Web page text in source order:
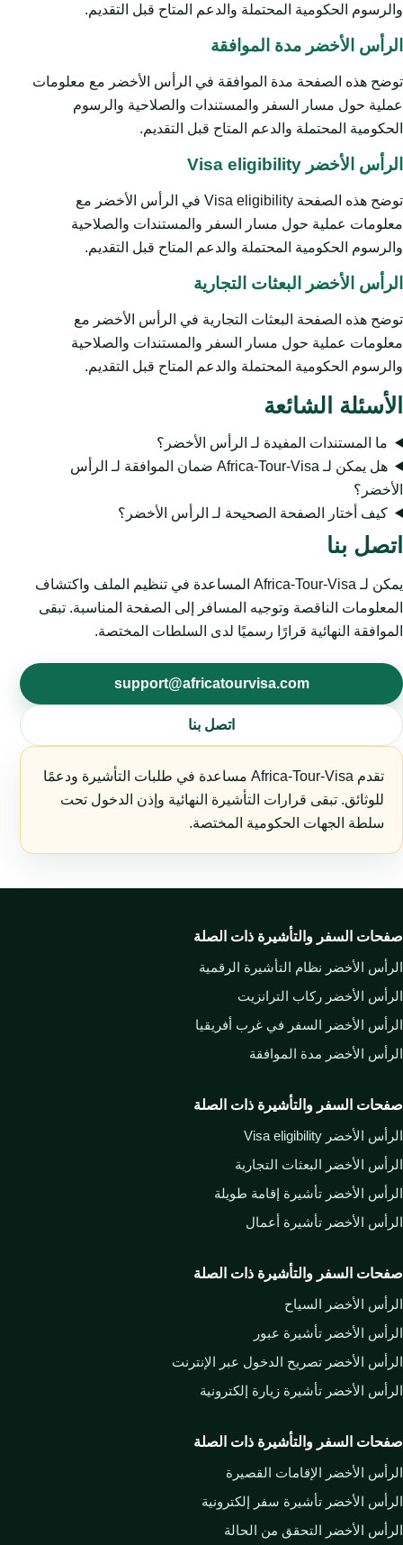
والرسوم الحكومية المحتملة والدعم المتاح قبل التقديم.
الرأس الأخضر مدة الموافقة
توضح هذه الصفحة مدة الموافقة في الرأس الأخضر مع معلومات
عملية حول مسار السفر والمستندات والصلاحية والرسوم
الحكومية المحتملة والدعم المتاح قبل التقديم.
الرأس الأخضر Visa eligibility
توضح هذه الصفحة Visa eligibility في الرأس الأخضر مع
معلومات عملية حول مسار السفر والمستندات والصلاحية
والرسوم الحكومية المحتملة والدعم المتاح قبل التقديم.
الرأس الأخضر البعثات التجارية
توضح هذه الصفحة البعثات التجارية في الرأس الأخضر مع
معلومات عملية حول مسار السفر والمستندات والصلاحية
والرسوم الحكومية المحتملة والدعم المتاح قبل التقديم.
الأسئلة الشائعة
ما المستندات المفيدة لـ الرأس الأخضر؟
هل يمكن لـ Africa-Tour-Visa ضمان الموافقة لـ الرأس
الأخضر؟
كيف أختار الصفحة الصحيحة لـ الرأس الأخضر؟
اتصل بنا
يمكن لـ Africa-Tour-Visa المساعدة في تنظيم الملف واكتشاف
المعلومات الناقصة وتوجيه المسافر إلى الصفحة المناسبة. تبقى
الموافقة النهائية قرارًا رسميًا لدى السلطات المختصة.
support@africatourvisa.com
اتصل بنا
تقدم Africa-Tour-Visa مساعدة في طلبات التأشيرة ودعمًا
للوثائق. تبقى قرارات التأشيرة النهائية وإذن الدخول تحت
سلطة الجهات الحكومية المختصة.
صفحات السفر والتأشيرة ذات الصلة
الرأس الأخضر نظام التأشيرة الرقمية
الرأس الأخضر ركاب الترانزيت
الرأس الأخضر السفر في غرب أفريقيا
الرأس الأخضر مدة الموافقة
صفحات السفر والتأشيرة ذات الصلة
الرأس الأخضر Visa eligibility
الرأس الأخضر البعثات التجارية
الرأس الأخضر تأشيرة إقامة طويلة
الرأس الأخضر تأشيرة أعمال
صفحات السفر والتأشيرة ذات الصلة
الرأس الأخضر السياح
الرأس الأخضر تأشيرة عبور
الرأس الأخضر تصريح الدخول عبر الإنترنت
الرأس الأخضر تأشيرة زيارة إلكترونية
صفحات السفر والتأشيرة ذات الصلة
الرأس الأخضر الإقامات القصيرة
الرأس الأخضر تأشيرة سفر إلكترونية
الرأس الأخضر التحقق من الحالة